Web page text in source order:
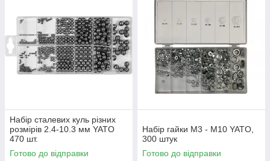
Набір сталевих куль різних
розмірів 2.4-10.3 мм YATO
470 шт.
Готово до відправки
Набір гайки М3 - М10 YATO,
300 штук
Готово до відправки